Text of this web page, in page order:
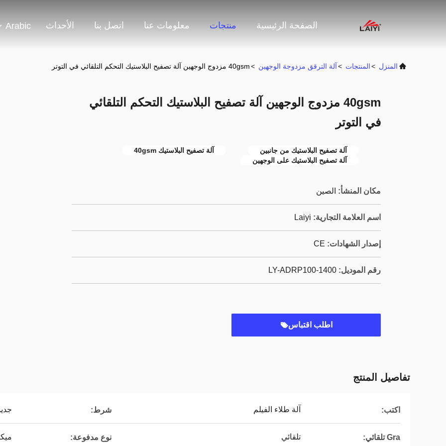
الصفحة الرئيسية منتجات معلومات عنا اتصل بنا الأحداث Arabic
المنزل >المنتجات >آلة الترقق مزدوجة الوجهين >40gsm مزدوج الوجهين آلة تصفيح البلاستيك التحكم التلقائي في التوتر
40gsm مزدوج الوجهين آلة تصفيح البلاستيك التحكم التلقائي
في التوتر
آلة تصفيح البلاستيك من جانبين
آلة تصفيح البلاستيك 40gsm
آلة تصفيح البلاستيك على الوجهين
مكان المنشأ: الصين
اسم العلامة التجارية: Laiyi
إصدار الشهادات: CE
رقم الموديل: LY-ADRP100-1400
اطلب اقتباس
تفاصيل المنتج
اكتب: آلة طلاء الفيلم شرط:
Gra تلقائي: تلقائي نوع مدفوعة: